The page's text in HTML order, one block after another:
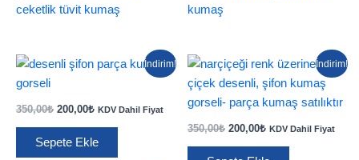
ceketlik tüvit kumaş
kumaş
İndirim!
350,00₺ Orijinal
350,00₺.
200,00₺Şu
200,00₺.
KDV Dahil Fiyat
Sepete Ekle
İndirim!
350,00₺ Orijinal
350,00₺.
200,00₺Şu
KDV Dahil Fiyat